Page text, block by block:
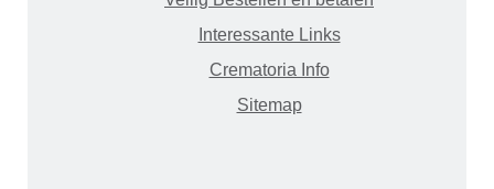
Interessante Links
Crematoria Info
Sitemap